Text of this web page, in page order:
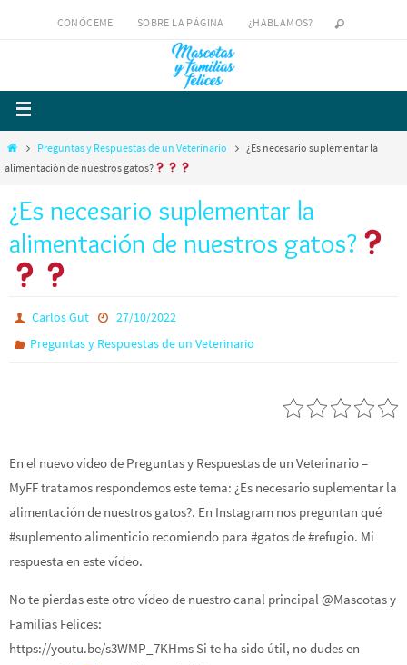
CONÓCEME SOBRE LA PÁGINA ¿HABLAMOS?
Preguntas y Respuestas de un Veterinario
¿Es necesario suplementar la
alimentación de nuestros gatos?
¿Es necesario suplementar la
alimentación de nuestros gatos?
Carlos Gut
27/10/2022
Preguntas y Respuestas de un Veterinario
En el nuevo vídeo de Preguntas y Respuestas de un Veterinario –
MyFF tratamos respondemos este tema: ¿Es necesario suplementar la
alimentación de nuestros gatos?. En Instagram nos preguntan qué
#suplemento alimenticio recomiendo para #gatos de #refugio. Mi
respuesta en este vídeo.
No te pierdas este otro vídeo de nuestro canal principal @Mascotas y
Familias Felices:
https://youtu.be/s3WMP_7KHms Si te ha sido útil, no dudes en